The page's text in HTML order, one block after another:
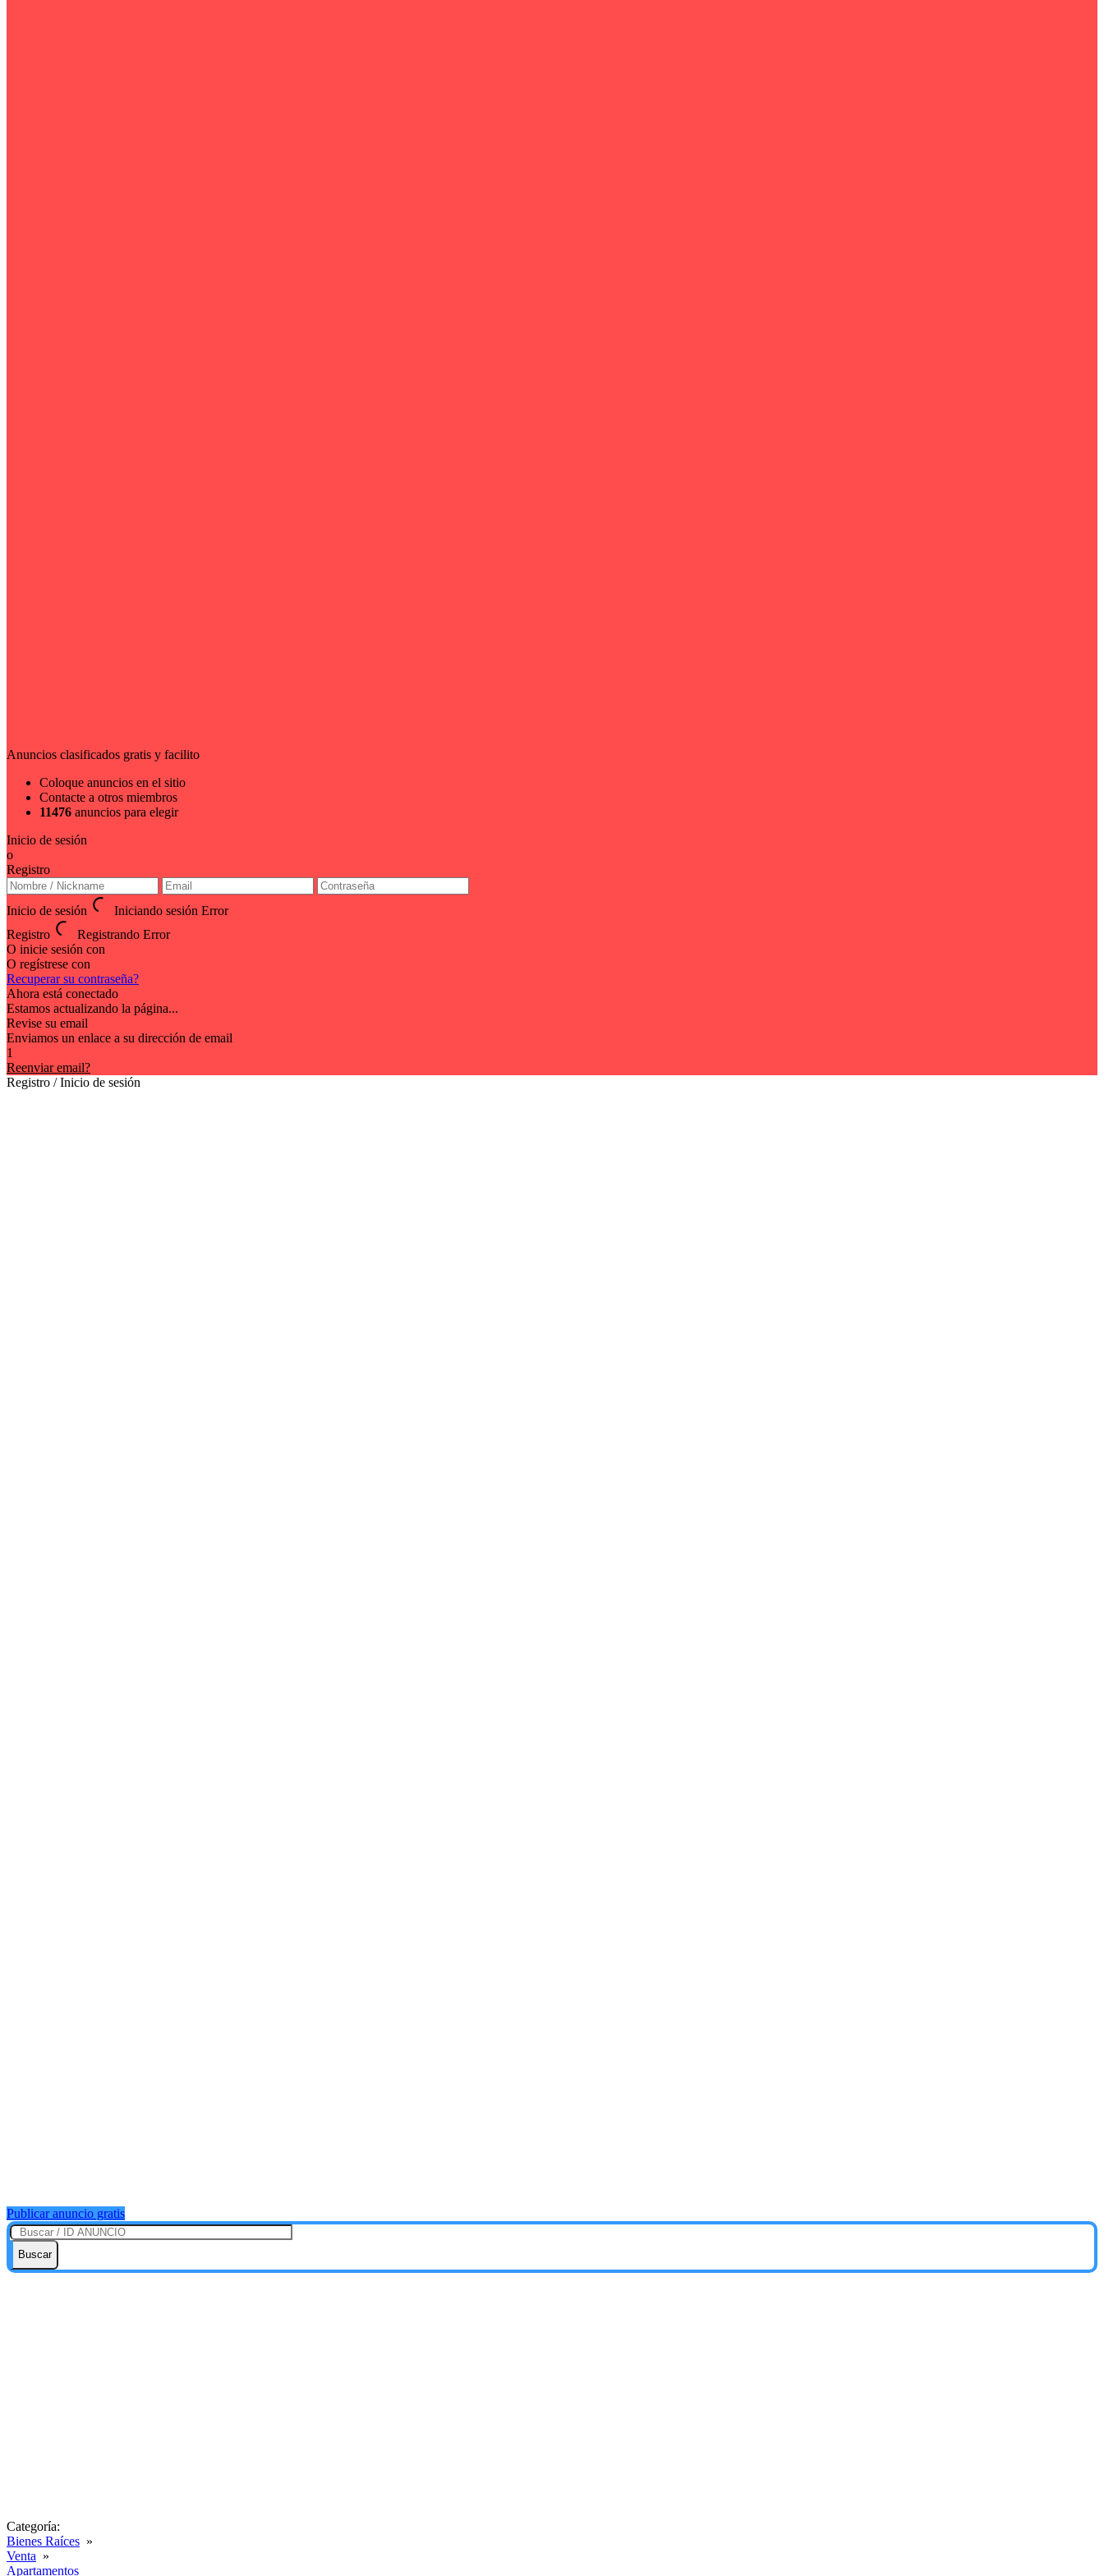
Anuncios clasificados gratis y facilito
Coloque anuncios en el sitio
Contacte a otros miembros
11476 anuncios para elegir
Inicio de sesión
o
Registro
Inicio de sesión Iniciando sesión Error
Registro
Registrando Error
O inicie sesión con
O regístrese con
Recuperar su contraseña?
Ahora está conectado
Estamos actualizando la página...
Revise su email
Enviamos un enlace a su dirección de email
1
Reenviar email?
Registro / Inicio de sesión
Publicar anuncio gratis
Buscar
Categoría:
Bienes Raíces »
Venta »
Apartamentos